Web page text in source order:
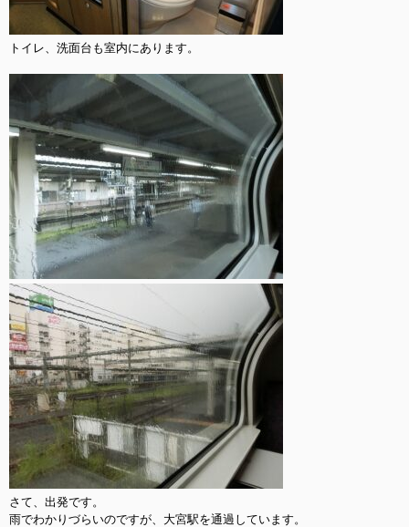
トイレ、洗面台も室内にあります。
さて、出発です。
雨でわかりづらいのですが、大宮駅を通過しています。